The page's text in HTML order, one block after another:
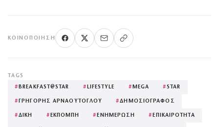
ΚΟΙΝΟΠΟΊΗΣΗ
TAGS
# BREAKFAST@STAR # LIFESTYLE # MEGA #STAR
# ΓΡΗΓΟΡΗΣ ΑΡΝΑΟΥΤΟΓΛΟΥ #ΔΗΜΟΣΙΟΓΡΑΦΟΣ
#ΔΙΚΗ # ΕΚΠΟΜΠΗ # ΕΝΗΜΕΡΩΣΗ # ΕΠΙΚΑΙΡΟΤΗΤΑ